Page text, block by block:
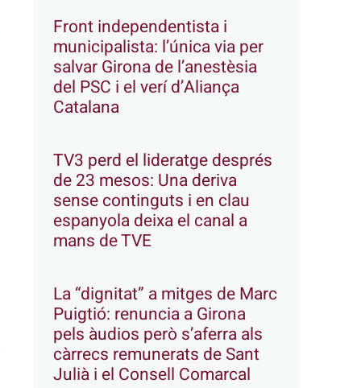
Front independentista i
municipalista: l’única via per
salvar Girona de l’anestèsia
del PSC i el verí d’Aliança
Catalana
TV3 perd el lideratge després
de 23 mesos: Una deriva
sense continguts i en clau
espanyola deixa el canal a
mans de TVE
La “dignitat” a mitges de Marc
Puigtió: renuncia a Girona
pels àudios però s’aferra als
càrrecs remunerats de Sant
Julià i el Consell Comarcal